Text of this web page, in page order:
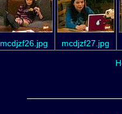
mcdjzf26.jpg mcdjzf27.jpg